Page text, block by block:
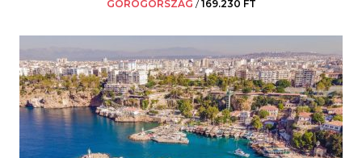
GÖRÖGORSZÁG /169.230 FT